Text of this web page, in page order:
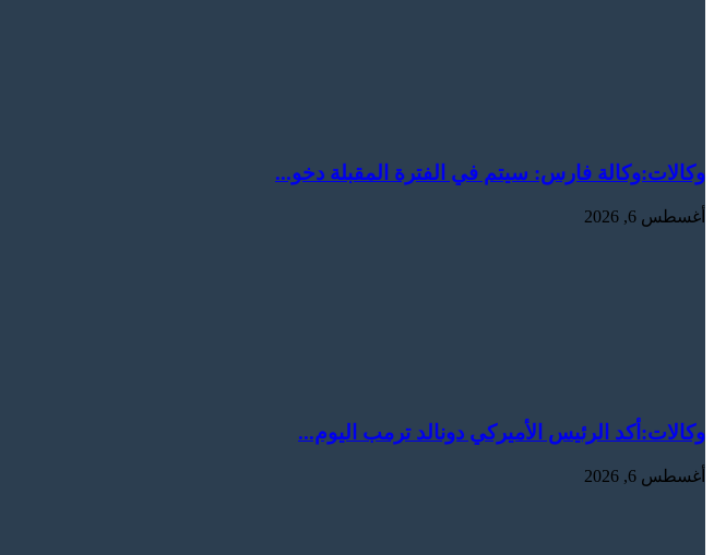
وكالات:وكالة فارس: سيتم في الفترة المقبلة دخو...
أغسطس 6, 2026
وكالات:‏أكد الرئيس الأميركي دونالد ترمب اليوم...
أغسطس 6, 2026